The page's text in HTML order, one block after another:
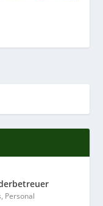
, Personal